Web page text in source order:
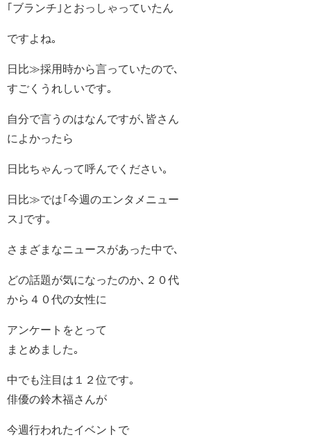
｢ブランチ｣とおっしゃっていたん
ですよね｡
日比≫採用時から言っていたので､
すごくうれしいです｡
自分で言うのはなんですが､皆さん
によかったら
日比ちゃんって呼んでください｡
日比≫では｢今週のエンタメニュー
ス｣です｡
さまざまなニュースがあった中で､
どの話題が気になったのか､２０代
から４０代の女性に
アンケートをとって
まとめました｡
中でも注目は１２位です｡
俳優の鈴木福さんが
今週行われたイベントで